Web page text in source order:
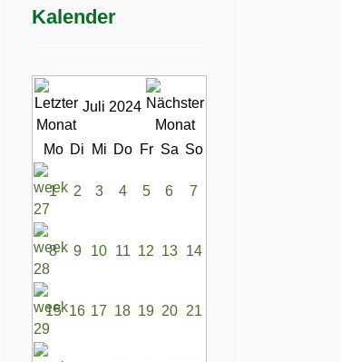
Kalender
Juli 2024
Mo Di Mi Do Fr Sa So
1 2 3 4 5 6 7
8 9 10 11 12 13 14
15 16 17 18 19 20 21